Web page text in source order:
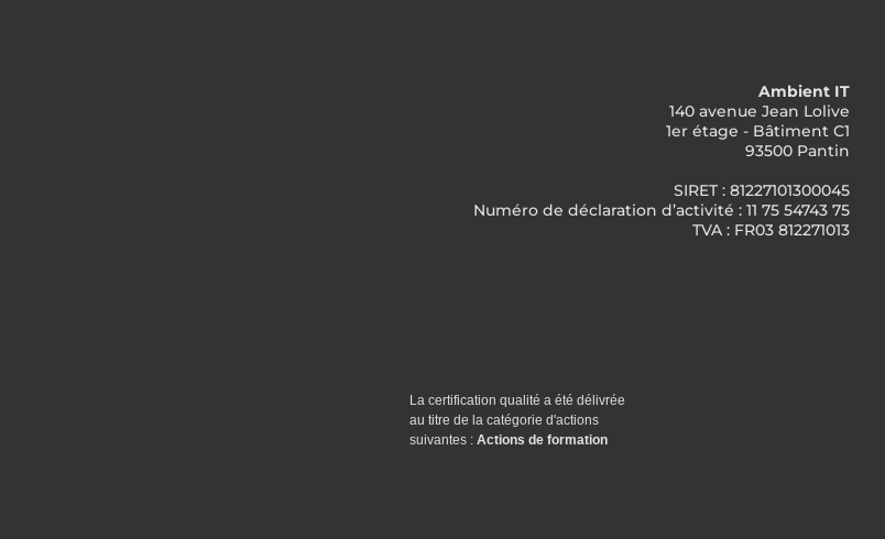
Ambient IT
140 avenue Jean Lolive
1er étage - Bâtiment C1
93500 Pantin
SIRET : 81227101300045
Numéro de déclaration d’activité : 11 75 54743 75
TVA : FR03 812271013
La certification qualité a été délivrée
au titre de la catégorie d'actions
suivantes : Actions de formation